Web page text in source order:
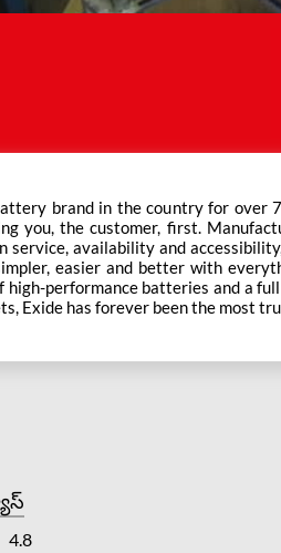
brand in the country for over
you, the customer, first.
service, availability and
easier and better with
performance batteries and a
Exide has forever been the most
network of Exide Care outlets
4.8